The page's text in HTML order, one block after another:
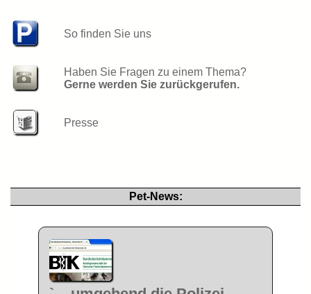
So finden Sie uns
Haben Sie Fragen zu einem Thema?
Gerne werden Sie zu­rück­ge­ru­fen.
Presse
Pet-News: